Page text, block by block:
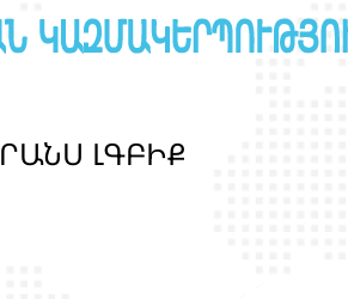
ՐԱՆՍ ԼԳԲԻՔ